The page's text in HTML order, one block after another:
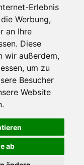
Erlebnis
Werbung,
an Ihre
Diese
wir außerdem,
um zu
Besucher
Website
ab Computer zu speichern.
andere helfen uns dabei, das